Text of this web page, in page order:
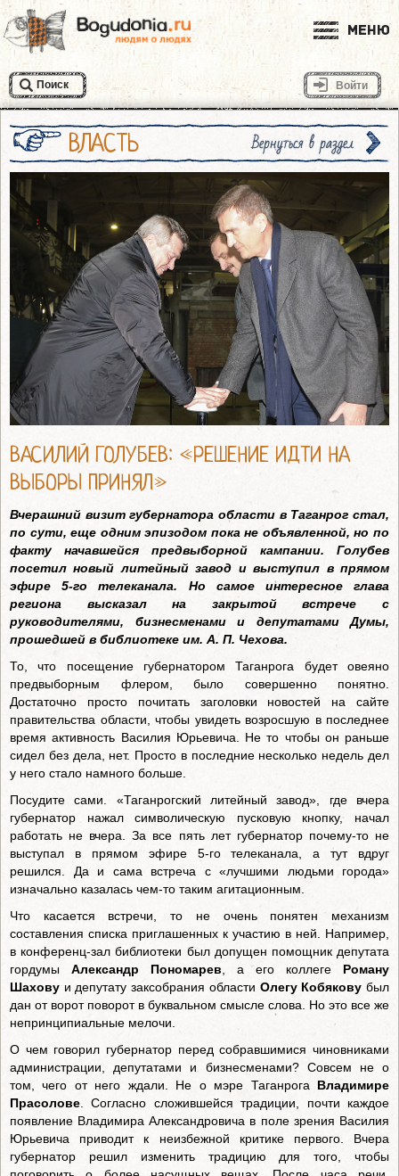
Меню
Поиск Войти
ВЛАСТЬ Вернуться в раздел
ВАСИЛИЙ ГОЛУБЕВ: «РЕШЕНИЕ ИДТИ НА
ВЫБОРЫ ПРИНЯЛ»
Вчерашний визит губернатора области в Таганрог стал,
по сути, еще одним эпизодом пока не объявленной, но по
факту начавшейся предвыборной кампании. Голубев
посетил новый литейный завод и выступил в прямом
эфире 5-го телеканала. Но самое интересное глава
региона высказал на закрытой встрече с
руководителями, бизнесменами и депутатами Думы,
прошедшей в библиотеке им. А. П. Чехова.
То, что посещение губернатором Таганрога будет овеяно
предвыборным флером, было совершенно понятно.
Достаточно просто почитать заголовки новостей на сайте
правительства области, чтобы увидеть возросшую в последнее
время активность Василия Юрьевича. Не то чтобы он раньше
сидел без дела, нет. Просто в последние несколько недель дел
у него стало намного больше.
Посудите сами. «Таганрогский литейный завод», где вчера
губернатор нажал символическую пусковую кнопку, начал
работать не вчера. За все пять лет губернатор почему-то не
выступал в прямом эфире 5-го телеканала, а тут вдруг
решился. Да и сама встреча с «лучшими людьми города»
изначально казалась чем-то таким агитационным.
Что касается встречи, то не очень понятен механизм
составления списка приглашенных к участию в ней. Например,
в конференц-зал библиотеки был допущен помощник депутата
гордумы Александр Пономарев, а его коллеге Роману
Шахову и депутату заксобрания области Олегу Кобякову был
дан от ворот поворот в буквальном смысле слова. Но это все же
непринципиальные мелочи.
О чем говорил губернатор перед собравшимися чиновниками
администрации, депутатами и бизнесменами? Совсем не о
том, чего от него ждали. Не о мэре Таганрога Владимире
Прасолове. Согласно сложившейся традиции, почти каждое
появление Владимира Александровича в поле зрения Василия
Юрьевича приводит к неизбежной критике первого. Вчера
губернатор решил изменить традицию для того, чтобы